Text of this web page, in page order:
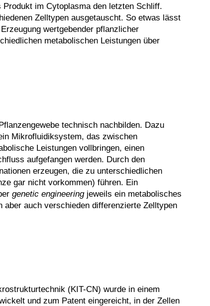
im Cytoplasma den letzten Schliff.
Zelltypen ausgetauscht. So etwas lässt
wertgebender pflanzlicher
metabolischen Leistungen über
technisch nachbilden. Dazu
Mikrofluidiksystem, das zwischen
Leistungen vollbringen, einen
aufgefangen werden. Durch den
erzeugen, die zu unterschiedlichen
gar nicht vorkommen) führen. Ein
genetic engineeringjeweils ein metabolisches
auch verschieden differenzierte Zelltypen
(KIT-CN) wurde in einem
und zum Patent eingereicht, in der Zellen